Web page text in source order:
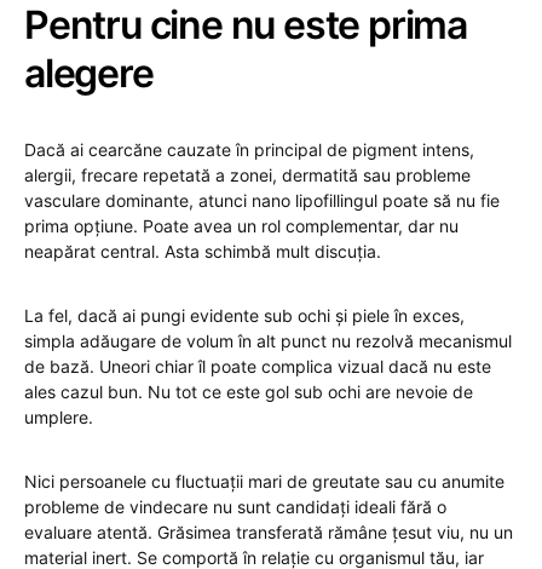
Pentru cine nu este prima
alegere
Dacă ai cearcăne cauzate în principal de pigment intens,
alergii, frecare repetată a zonei, dermatită sau probleme
vasculare dominante, atunci nano lipofillingul poate să nu fie
prima opțiune. Poate avea un rol complementar, dar nu
neapărat central. Asta schimbă mult discuția.
La fel, dacă ai pungi evidente sub ochi și piele în exces,
simpla adăugare de volum în alt punct nu rezolvă mecanismul
de bază. Uneori chiar îl poate complica vizual dacă nu este
ales cazul bun. Nu tot ce este gol sub ochi are nevoie de
umplere.
Nici persoanele cu fluctuații mari de greutate sau cu anumite
probleme de vindecare nu sunt candidați ideali fără o
evaluare atentă. Grăsimea transferată rămâne țesut viu, nu un
material inert. Se comportă în relație cu organismul tău, iar